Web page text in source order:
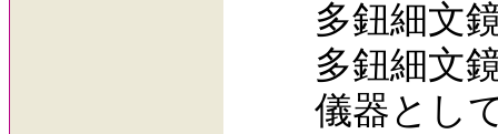
多鈕細文鏡
多鈕細文鏡
儀器として